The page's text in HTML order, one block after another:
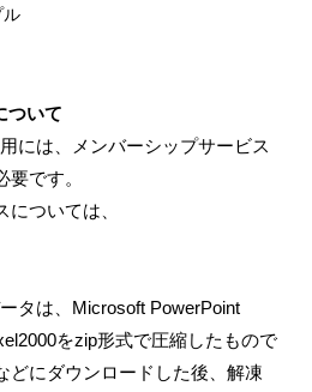
ル
ついて
には、メンバーシップサービス
要です。
については、
タは、Microsoft PowerPoint
をzip形式で圧縮したもので
どにダウンロードした後、解凍